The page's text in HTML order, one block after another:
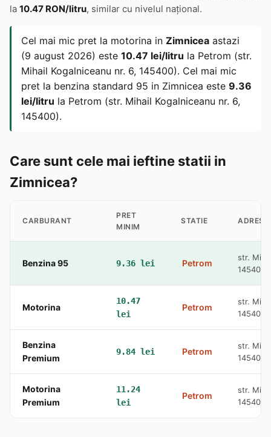
la 10.47 RON/litru, similar cu nivelul național.
Cel mai mic pret la motorina in Zimnicea astazi
(9 august 2026) este 10.47 lei/litru la Petrom (str.
Mihail Kogalniceanu nr. 6, 145400). Cel mai mic
pret la benzina standard 95 in Zimnicea este 9.36
lei/litru la Petrom (str. Mihail Kogalniceanu nr. 6,
145400).
Care sunt cele mai ieftine statii in
Zimnicea?
CARBURANT
PRET
MINIM
STATIE ADRESA
Benzina 95 9.36 lei Petrom
str.
145400
Motorina
10.47
lei
Petrom
str.
145400
Benzina
Premium
9.84 lei Petrom
str.
145400
Motorina
Premium
11.24
lei
Petrom
str.
145400